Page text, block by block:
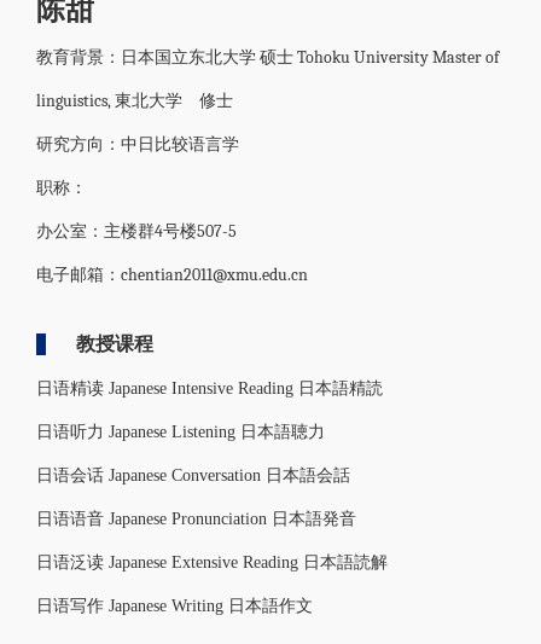
陈甜
教育背景：日本国立东北大学 硕士 Tohoku University Master of
linguistics, 東北大学 修士
研究方向：中日比较语言学
职称：
办公室：主楼群4号楼507-5
电子邮箱：chentian2011@xmu.edu.cn
教授课程
日语精读 Japanese Intensive Reading 日本語精読
日语听力 Japanese Listening 日本語聴力
日语会话 Japanese Conversation 日本語会話
日语语音 Japanese Pronunciation 日本語発音
日语泛读 Japanese Extensive Reading 日本語読解
日语写作 Japanese Writing 日本語作文